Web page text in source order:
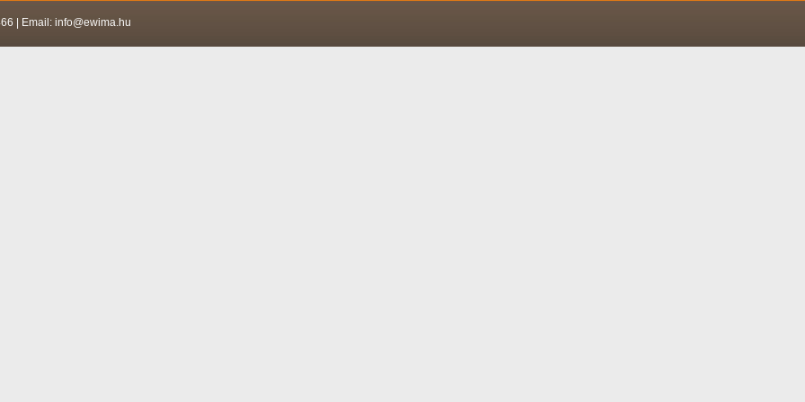
| Email: info@ewima.hu